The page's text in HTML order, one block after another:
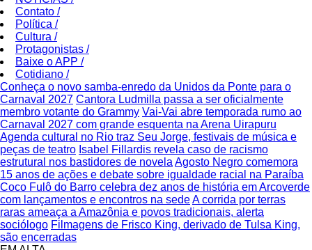
Contato /
Política /
Cultura /
Protagonistas /
Baixe o APP /
Cotidiano /
Conheça o novo samba-enredo da Unidos da Ponte para o
Carnaval 2027 Cantora Ludmilla passa a ser oficialmente
membro votante do Grammy Vai-Vai abre temporada rumo ao
Carnaval 2027 com grande esquenta na Arena Uirapuru
Agenda cultural no Rio traz Seu Jorge, festivais de música e
peças de teatro Isabel Fillardis revela caso de racismo
estrutural nos bastidores de novela Agosto Negro comemora
15 anos de ações e debate sobre igualdade racial na Paraíba
Coco Fulô do Barro celebra dez anos de história em Arcoverde
com lançamentos e encontros na sedeA corrida por terras
raras ameaça a Amazônia e povos tradicionais, alerta
sociólogo Filmagens de Frisco King, derivado de Tulsa King,
são encerradas